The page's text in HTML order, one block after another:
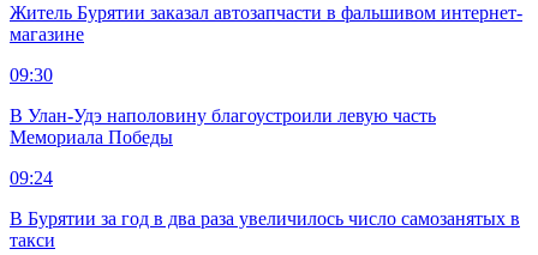
Житель Бурятии заказал автозапчасти в фальшивом интернет-
магазине
09:30
В Улан-Удэ наполовину благоустроили левую часть
Мемориала Победы
09:24
В Бурятии за год в два раза увеличилось число самозанятых в
такси